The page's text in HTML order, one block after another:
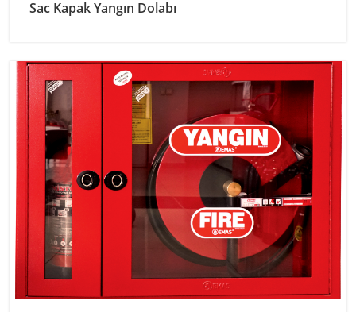
Sac Kapak Yangın Dolabı